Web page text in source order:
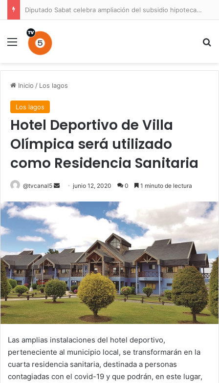
Diputado Sabat celebra ampliación del subsidio hipotecario con viviendas de hasta 6.000 UF
Menú
Inicio / Los lagos
Los lagos
Hotel Deportivo de Villa
Olímpica será utilizado
como Residencia Sanitaria
@tvcanal5
Send
email
junio 12, 2020 0 1 minuto de lectura
Las amplias instalaciones del hotel deportivo,
perteneciente al municipio local, se transformarán en la
cuarta residencia sanitaria, destinada a personas
contagiadas con el covid-19 y que podrán, en este lugar,